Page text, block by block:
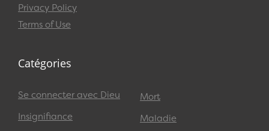
Privacy Policy
Terms of Use
Catégories
Se connecter avec Dieu
Insignifiance
Mort
Maladie